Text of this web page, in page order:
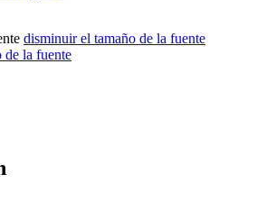
disminuir el tamaño de la fuente
de la fuente